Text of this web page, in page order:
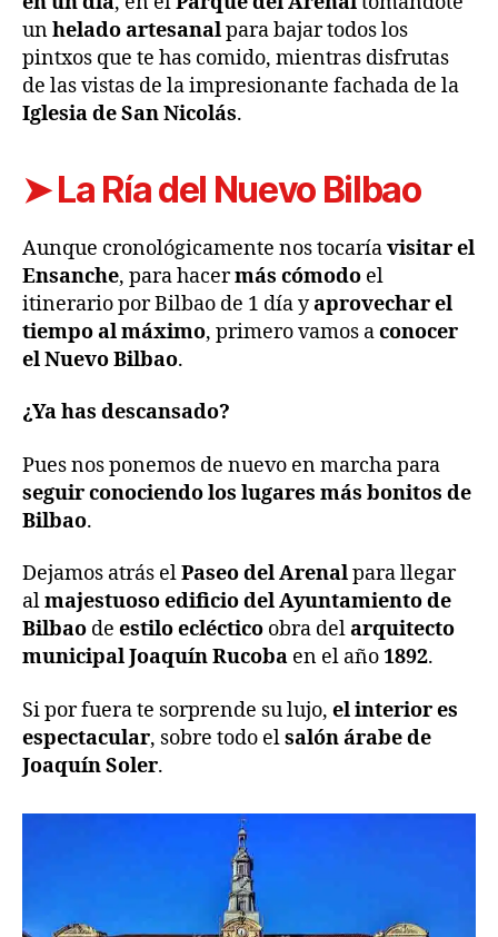
unhelado artesanalpara bajar todos los
pintxos que te has comido, mientras disfrutas
de las vistas de la impresionante fachada de la
Iglesia de San Nicolás.
➤La Ría del Nuevo Bilbao
Aunque cronológicamente nos tocaríavisitar el
Ensanche, para hacermás cómodo el
itinerario por Bilbao de 1 día yaprovechar el
tiempo al máximo, primero vamos aconocer
el Nuevo Bilbao.
¿Ya has descansado?
Pues nos ponemos de nuevo en marcha para
seguir conociendo los lugares más bonitos de
Bilbao.
Dejamos atrás elPaseo del Arenalpara llegar
almajestuoso edificio del Ayuntamiento de
Bilbao de estilo ecléctico obra delarquitecto
municipalJoaquín Rucoba en el año1892.
Si por fuera te sorprende su lujo, el interior es
espectacular, sobre todo elsalón árabe de
Joaquín Soler.